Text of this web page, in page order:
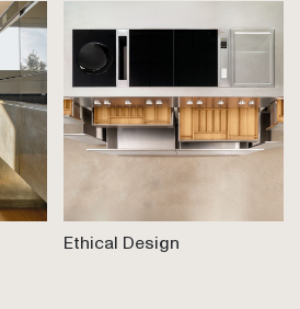
Ethical Design